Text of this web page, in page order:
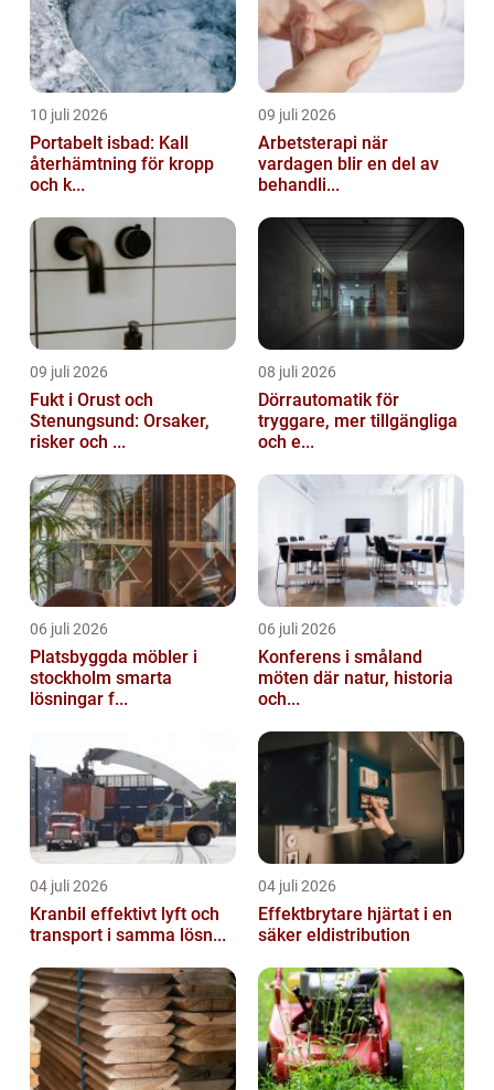
10 juli 2026
Portabelt isbad: Kall
återhämtning för kropp
och k...
09 juli 2026
Arbetsterapi när
vardagen blir en del av
behandli...
09 juli 2026
Fukt i Orust och
Stenungsund: Orsaker,
risker och ...
08 juli 2026
Dörrautomatik för
tryggare, mer tillgängliga
och e...
06 juli 2026
Platsbyggda möbler i
stockholm smarta
lösningar f...
06 juli 2026
Konferens i småland
möten där natur, historia
och...
04 juli 2026
Kranbil effektivt lyft och
transport i samma lösn...
04 juli 2026
Effektbrytare hjärtat i en
säker eldistribution